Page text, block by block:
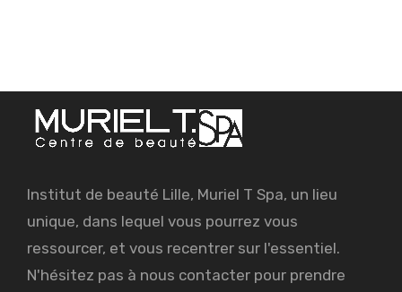
Institut de beauté Lille, Muriel T Spa, un lieu
unique, dans lequel vous pourrez vous
ressourcer, et vous recentrer sur l'essentiel.
N'hésitez pas à nous contacter pour prendre